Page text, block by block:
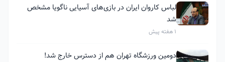
لباس کاروان ایران در بازی‌های آسیایی ناگویا مشخص
شد
1 هفته پیش
دومین ورزشگاه تهران هم از دسترس خارج شد!